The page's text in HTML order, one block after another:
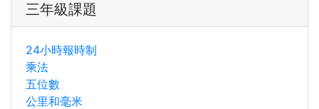
三年級課題
24小時報時制
乘法
五位數
公里和毫米